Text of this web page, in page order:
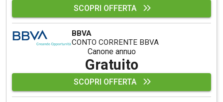
SCOPRI OFFERTA
BBVA
CONTO CORRENTE BBVA
Canone annuo
Gratuito
SCOPRI OFFERTA